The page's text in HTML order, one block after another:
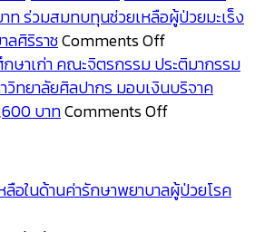
น
นับสนุน
ะจำ
น
นับสนุน
ะจำ
ย
น
ท ร่วมสมทบทุนช่วยเหลือผู้ป่วยมะเร็ง
ลศิริราชComments Offon
บริษัท
โฮป
ฟูล
ใหญ่)
มอบ
ษาเก่า คณะจิตรกรรม ประติมากรรม
ทยาลัยศิลปากร มอบเงินบริจาค
บาทComments Offon
นักศึกษา
เก่า
ลือในด้านค่ารักษาพยาบาลผู้ป่วยโรค